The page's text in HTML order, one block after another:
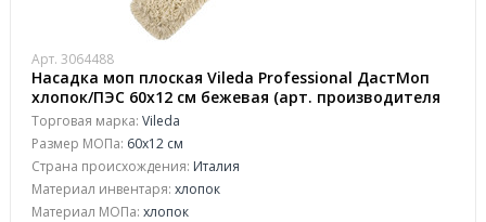
Арт. 3064488
Насадка моп плоская Vileda Professional ДастМоп
хлопок/ПЭС 60x12 см бежевая (арт. производителя
118102)
Торговая марка: Vileda
Размер МОПа: 60x12 см
Страна происхождения: Италия
Материал инвентаря: хлопок
Материал МОПа: хлопок